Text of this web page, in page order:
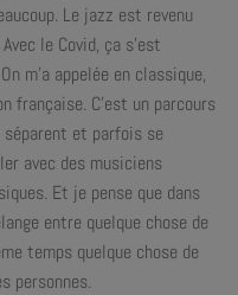
Le jazz est revenu
le Covid, ça s’est
m’a appelée en classique,
française. C’est un parcours
et parfois se
avec des musiciens
Et je pense que dans
entre quelque chose de
temps quelque chose de
personnes.